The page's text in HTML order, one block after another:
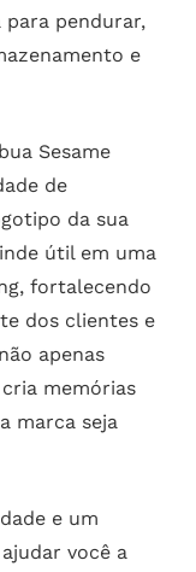
pendurar,
e
Sesame
de
da sua
útil em uma
fortalecendo
dos clientes e
apenas
memórias
marca seja
e um
você a